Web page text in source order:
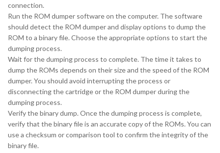
connection.
Run the ROM dumper software on the computer. The software
should detect the ROM dumper and display options to dump the
ROM to a binary file. Choose the appropriate options to start the
dumping process.
Wait for the dumping process to complete. The time it takes to
dump the ROMs depends on their size and the speed of the ROM
dumper. You should avoid interrupting the process or
disconnecting the cartridge or the ROM dumper during the
dumping process.
Verify the binary dump. Once the dumping process is complete,
verify that the binary file is an accurate copy of the ROMs. You can
use a checksum or comparison tool to confirm the integrity of the
binary file.